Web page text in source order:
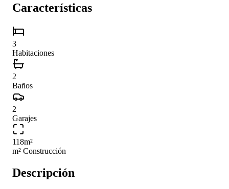
Características
3
Habitaciones
2
Baños
2
Garajes
118m²
m² Construcción
Descripción